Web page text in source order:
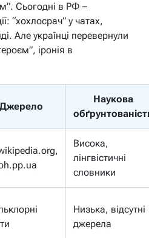
Сьогодні в РФ –
“хохлосрач” у чатах,
Але українці перевернули
іронія в
Джерело
Наукова
Висока,
лінгвістичні
словники
Низька, відсутні
джерела